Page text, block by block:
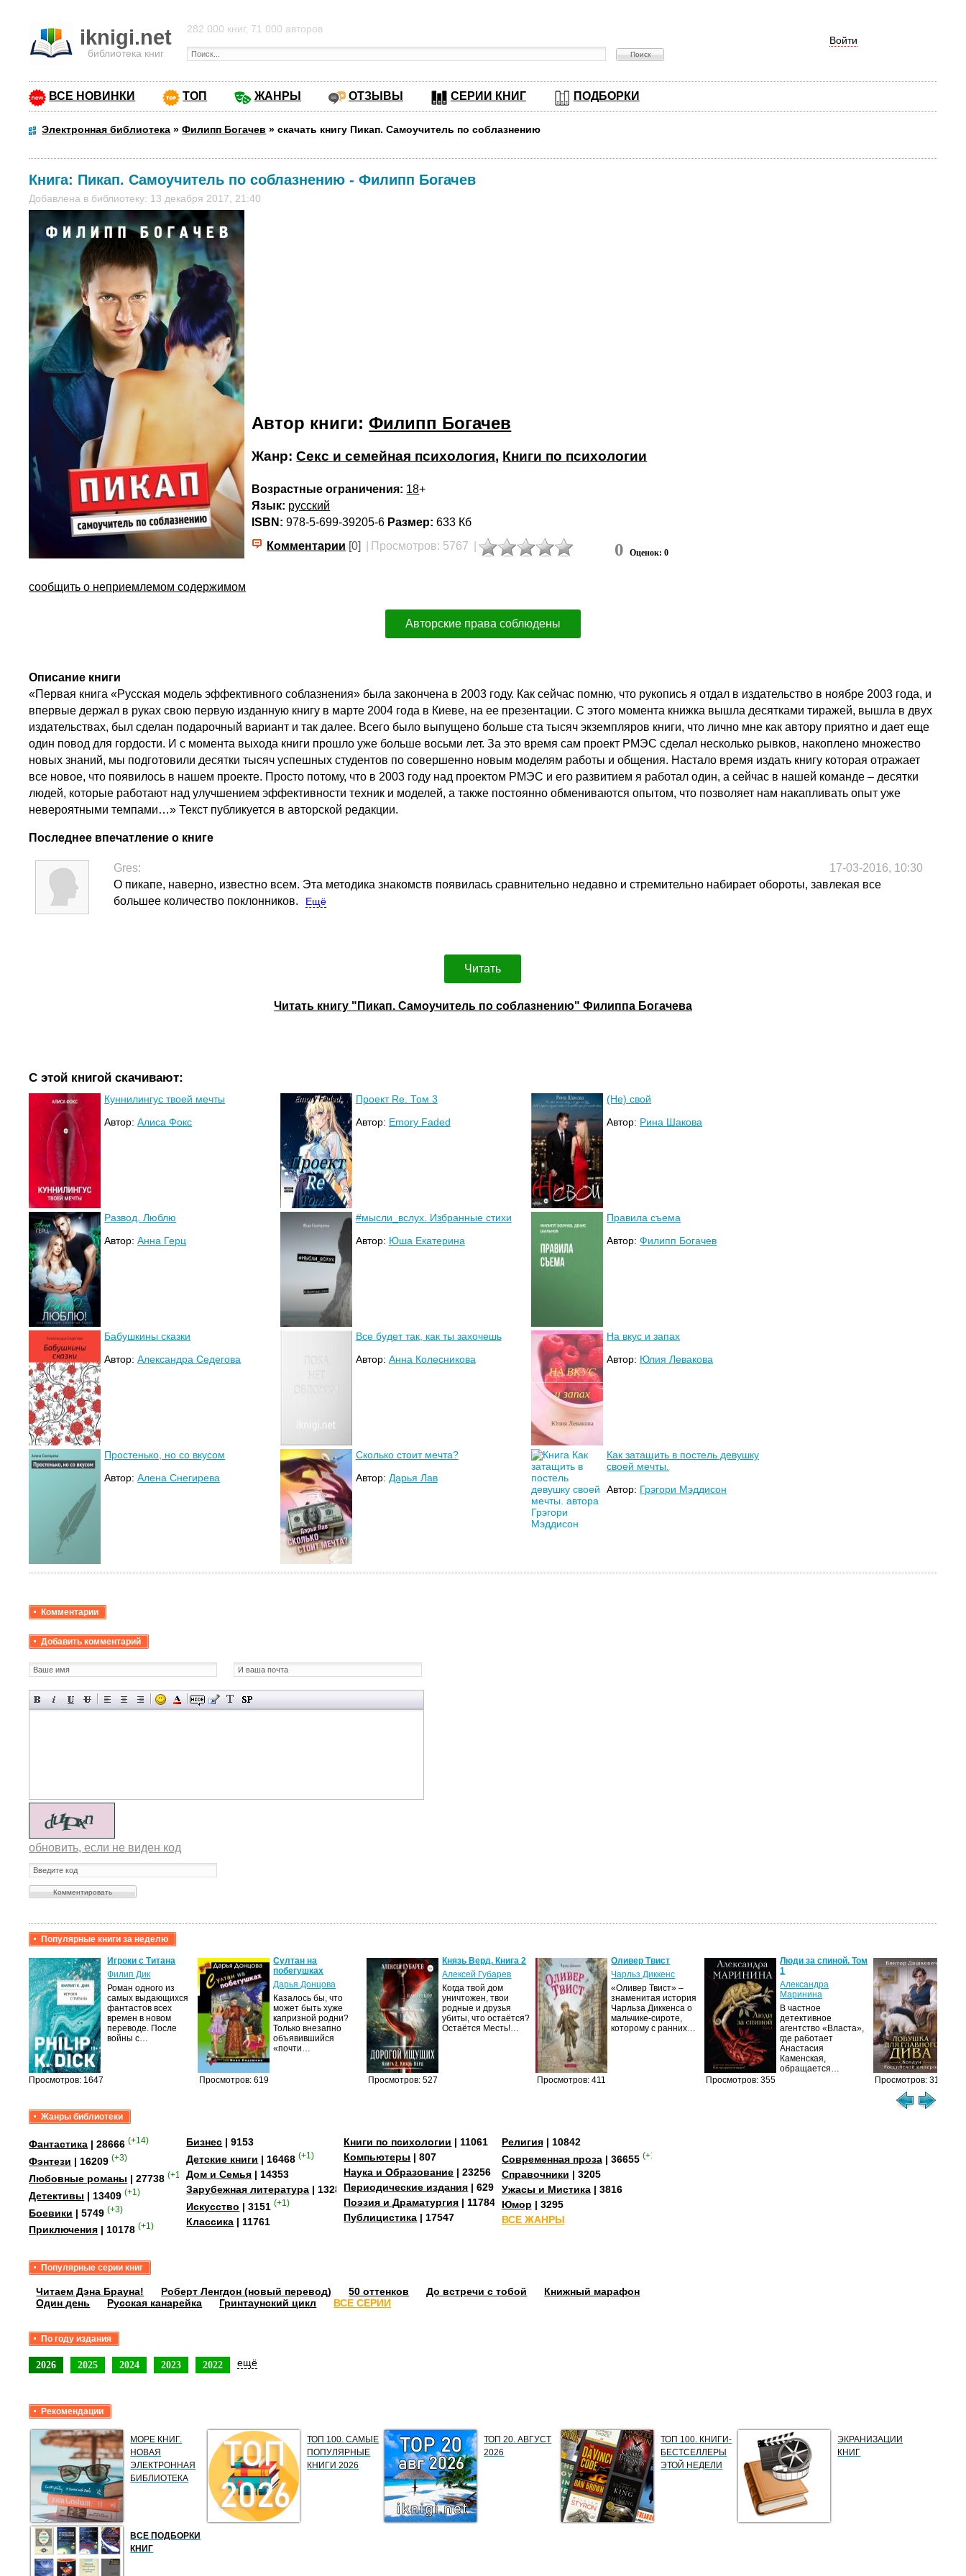
iknigi.net
библиотека книг
Войти
282 000 книг, 71 000 авторов
ВСЕ НОВИНКИ ТОП ЖАНРЫ ОТЗЫВЫ СЕРИИ КНИГ ПОДБОРКИ
Электронная библиотека »Филипп Богачев »скачать книгу Пикап. Самоучитель по соблазнению
Книга: Пикап. Самоучитель по соблазнению -Филипп Богачев
Добавлена в библиотеку: 13 декабря 2017, 21:40
Автор книги:Филипп Богачев
Жанр:Секс и семейная психология, Книги по психологии
Возрастные ограничения: 18+
Язык: русский
ISBN: 978-5-699-39205-6 Размер: 633 Кб
Комментарии [0] Просмотров: 5767 0 Оценок: 0
сообщить о неприемлемом содержимом
Авторские права соблюдены
Описание книги
«Первая книга «Русская модель эффективного соблазнения» была закончена в 2003 году. Как сейчас помню, что рукопись я отдал в издательство в ноябре 2003 года, и
впервые держал в руках свою первую изданную книгу в марте 2004 года в Киеве, на ее презентации. С этого момента книжка вышла десятками тиражей, вышла в двух
издательствах, был сделан подарочный вариант и так далее. Всего было выпущено больше ста тысяч экземпляров книги, что лично мне как автору приятно и дает еще
один повод для гордости. И с момента выхода книги прошло уже больше восьми лет. За это время сам проект РМЭС сделал несколько рывков, накоплено множество
новых знаний, мы подготовили десятки тысяч успешных студентов по совершенно новым моделям работы и общения. Настало время издать книгу которая отражает
все новое, что появилось в нашем проекте. Просто потому, что в 2003 году над проектом РМЭС и его развитием я работал один, а сейчас в нашей команде – десятки
людей, которые работают над улучшением эффективности техник и моделей, а также постоянно обмениваются опытом, что позволяет нам накапливать опыт уже
невероятными темпами…» Текст публикуется в авторской редакции.
Последнее впечатление о книге
Gres:
17-03-2016, 10:30
О пикапе, наверно, известно всем. Эта методика знакомств появилась сравнительно недавно и стремительно набирает обороты, завлекая все
большее количество поклонников.
Ещё
Читать
Читать книгу "Пикап. Самоучитель по соблазнению" Филиппа Богачева
С этой книгой скачивают:
Куннилингус твоей мечты
Автор:Алиса Фокс
Проект Re. Том 3
Автор: Emory Faded
(Не) свой
Автор: Рина Шакова
Развод. Люблю
Автор:Анна Герц
#мысли_вслух. Избранные стихи
Автор: Юша Екатерина
Правила съема
Автор:Филипп Богачев
Бабушкины сказки
Автор:Александра Седегова
Все будет так, как ты захочешь
Автор: Анна Колесникова
На вкус и запах
Автор: Юлия Левакова
Простенько, но со вкусом
Автор:Алена Снегирева
Сколько стоит мечта?
Автор: Дарья Лав
Как затащить в постель девушку
своей мечты.
Автор: Грэгори Мэддисон
Комментарии
Добавить комментарий
обновить, если не виден код
Популярные книги за неделю
Просмотров: 1647
Игроки с Титана
Филип Дик
Роман одного из
самых выдающихся
фантастов всех
времен в новом
переводе. После
войны с…
Просмотров: 619
Султан на
побегушках
Дарья Донцова
Казалось бы, что
может быть хуже
капризной родни?
Только внезапно
объявившийся
«почти…
Просмотров: 527
Князь Верд. Книга 2
Алексей Губарев
Когда твой дом
уничтожен, твои
родные и друзья
убиты, что остаётся?
Остаётся Месть!…
Просмотров: 411
Оливер Твист
Чарльз Диккенс
«Оливер Твист» –
знаменитая история
Чарльза Диккенса о
мальчике-сироте,
которому с ранних…
Просмотров: 355
Люди за спиной. Том
1
Александра
Маринина
В частное
детективное
агентство «Власта»,
где работает
Анастасия
Каменская,
обращается…
Просмотров: 314
Жанры библиотеки
Фантастика | 28666 (+14)
Фэнтези | 16209 (+3)
Любовные романы | 27738 (+15)
Детективы | 13409 (+1)
Боевики | 5749 (+3)
Приключения | 10178 (+1)
Бизнес | 9153
Детские книги | 16468 (+1)
Дом и Семья | 14353
Зарубежная литература | 13287
Искусство | 3151 (+1)
Классика | 11761
Книги по психологии | 11061
Компьютеры | 807
Наука и Образование | 23256
Периодические издания | 629
Поэзия и Драматургия | 11784
Публицистика | 17547
Религия| 10842
Современная проза| 36655 (+1)
Справочники | 3205
Ужасы и Мистика| 3816
Юмор | 3295
ВСЕ ЖАНРЫ
Популярные серии книг
Читаем Дэна Брауна! Роберт Ленгдон (новый перевод) 50 оттенков До встречи с тобой
Книжный марафон
Один день
Русская канарейка Гринтаунский цикл ВСЕ СЕРИИ
По году издания
2026 2025 2024 2023 2022 ещё
Рекомендации
МОРЕ КНИГ.
НОВАЯ
ЭЛЕКТРОННАЯ
БИБЛИОТЕКА
ТОП 100. САМЫЕ
ПОПУЛЯРНЫЕ
КНИГИ 2026
ТОП 20. АВГУСТ
2026
ТОП 100. КНИГИ-
БЕСТСЕЛЛЕРЫ
ЭТОЙ НЕДЕЛИ
ЭКРАНИЗАЦИИ
КНИГ
ВСЕ ПОДБОРКИ
КНИГ